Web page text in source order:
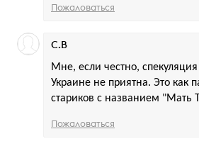
Пожаловаться
Мне, если честно,
Украине не приятна. Это как
стариков с названием "Мать
С.В
Пожаловаться